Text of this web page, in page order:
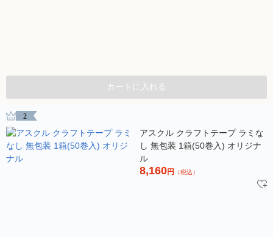
カートに入れる
2
アスクル クラフトテープ ラミな
し 無包装 1箱(50巻入) オリジナ
ル
8,160円 （税込）